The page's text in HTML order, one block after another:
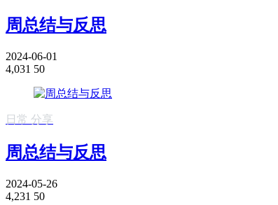
周总结与反思
2024-06-01
4,031 50
日常 分享
周总结与反思
2024-05-26
4,231 50